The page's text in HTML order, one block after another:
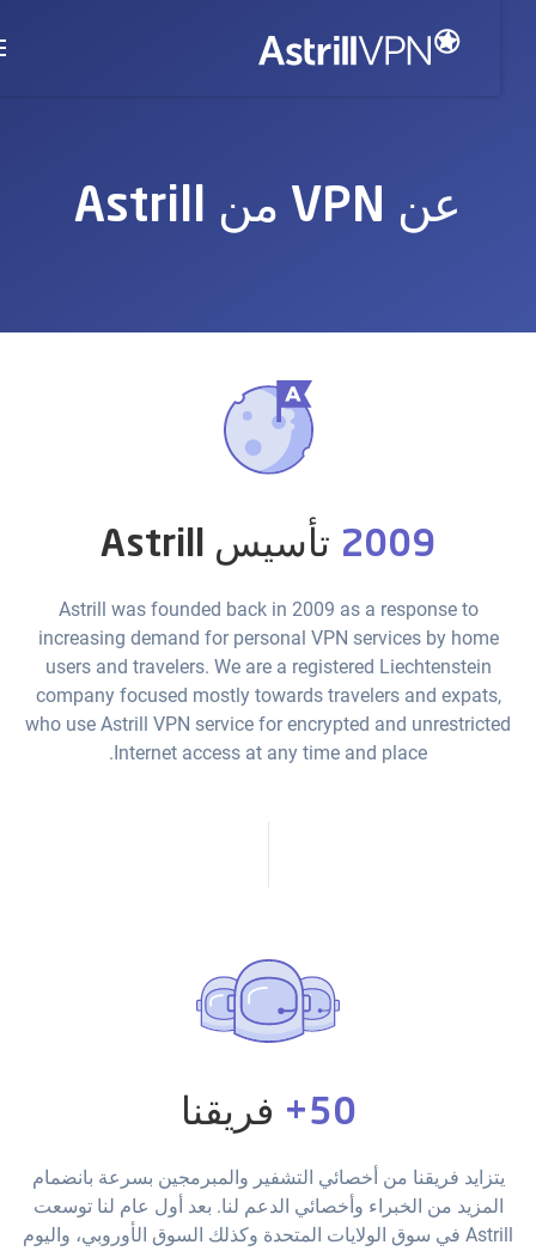
عن VPN من Astrill
2009تأسيس Astrill
Astrill was founded back in 2009 as a response to
increasing demand for personal VPN services by home
users and travelers. We are a registered Liechtenstein
company focused mostly towards travelers and expats,
who use Astrill VPN service for encrypted and unrestricted
Internet access at any time and place.
50+ فريقنا
يتزايد فريقنا من أخصائي التشفير والمبرمجين بسرعة بانضمام
المزيد من الخبراء وأخصائي الدعم لنا. بعد أول عام لنا توسعت
Astrill في سوق الولايات المتحدة وكذلك السوق الأوروبي، واليوم